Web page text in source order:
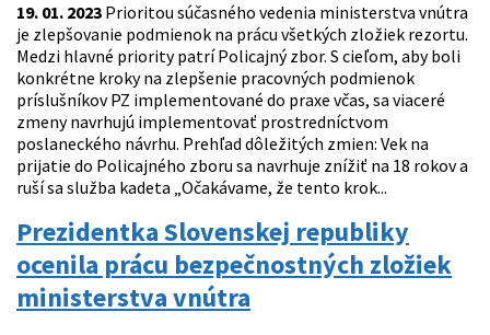
19. 01. 2023 Prioritou súčasného vedenia ministerstva vnútra
je zlepšovanie podmienok na prácu všetkých zložiek rezortu.
Medzi hlavné priority patrí Policajný zbor. S cieľom, aby boli
konkrétne kroky na zlepšenie pracovných podmienok
príslušníkov PZ implementované do praxe včas, sa viaceré
zmeny navrhujú implementovať prostredníctvom
poslaneckého návrhu. Prehľad dôležitých zmien: Vek na
prijatie do Policajného zboru sa navrhuje znížiť na 18 rokov a
ruší sa služba kadeta „Očakávame, že tento krok...
Prezidentka Slovenskej republiky
ocenila prácu bezpečnostných zložiek
ministerstva vnútra